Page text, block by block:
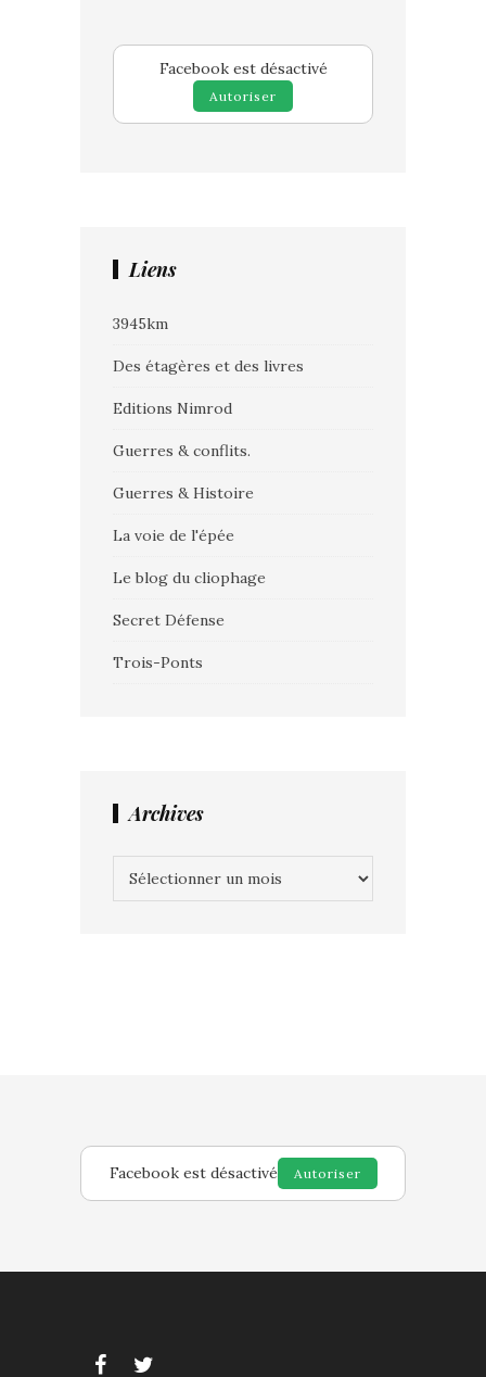
Facebook est désactivé
Autoriser
Liens
3945km
Des étagères et des livres
Editions Nimrod
Guerres & conflits.
Guerres & Histoire
La voie de l'épée
Le blog du cliophage
Secret Défense
Trois-Ponts
Archives
Facebook est désactivé Autoriser